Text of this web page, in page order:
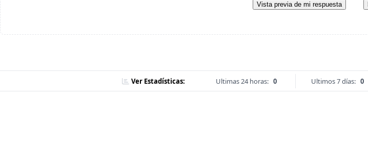
Vista previa de mi respuesta
Ver Estadísticas: Ultimas 24 horas: 0 Ultimos 7 días: 0